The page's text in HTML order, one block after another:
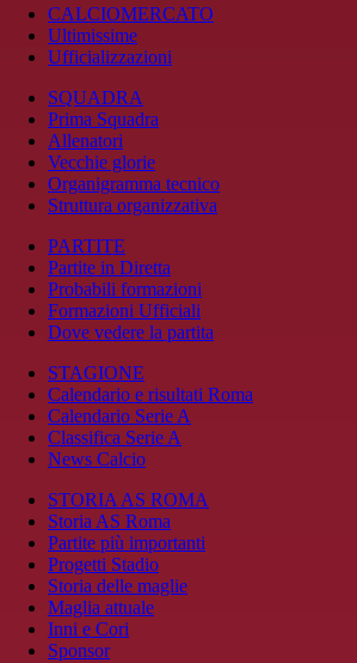
CALCIOMERCATO
Ultimissime
Ufficializzazioni
SQUADRA
Prima Squadra
Allenatori
Vecchie glorie
Organigramma tecnico
Struttura organizzativa
PARTITE
Partite in Diretta
Probabili formazioni
Formazioni Ufficiali
Dove vedere la partita
STAGIONE
Calendario e risultati Roma
Calendario Serie A
Classifica Serie A
News Calcio
STORIA AS ROMA
Storia AS Roma
Partite più importanti
Progetti Stadio
Storia delle maglie
Maglia attuale
Inni e Cori
Sponsor